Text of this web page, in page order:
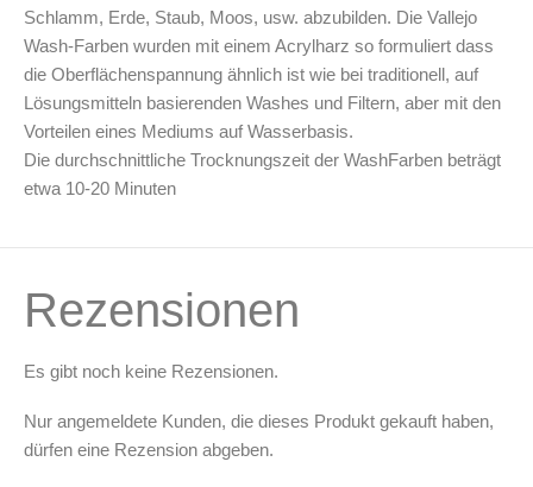
Schlamm, Erde, Staub, Moos, usw. abzubilden. Die Vallejo
Wash-Farben wurden mit einem Acrylharz so formuliert dass
die Oberflächenspannung ähnlich ist wie bei traditionell, auf
Lösungsmitteln basierenden Washes und Filtern, aber mit den
Vorteilen eines Mediums auf Wasserbasis.
Die durchschnittliche Trocknungszeit der WashFarben beträgt
etwa 10-20 Minuten
Rezensionen
Es gibt noch keine Rezensionen.
Nur angemeldete Kunden, die dieses Produkt gekauft haben,
dürfen eine Rezension abgeben.